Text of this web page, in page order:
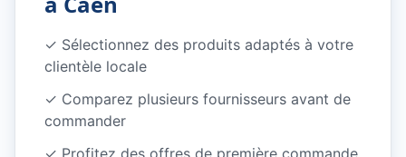
✓ Sélectionnez des produits adaptés à votre
clientèle locale
✓ Comparez plusieurs fournisseurs avant de
commander
✓ Profitez des offres de première commande